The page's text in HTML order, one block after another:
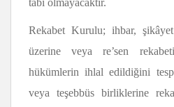
tabi olmayacaktır.
Rekabet Kurulu; ihbar,
üzerine veya re’sen
hükümlerin ihlal edildiğini
veya teşebbüs birliklerine